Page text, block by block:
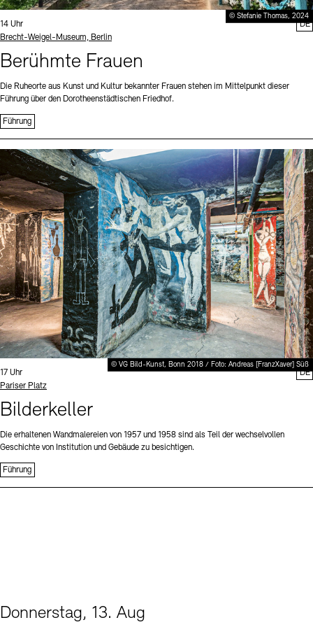
© Stefanie Thomas, 2024
Uhrzeit:
14 Uhr
Standort
Brecht-Weigel-Museum, Berlin
Berühmte Frauen
Die Ruheorte aus Kunst und Kultur bekannter Frauen stehen im Mittelpunkt dieser
Führung über den Dorotheenstädtischen Friedhof.
Führung
DE
© VG Bild-Kunst, Bonn 2018 / Foto: Andreas [FranzXaver] Süß
Uhrzeit:
17 Uhr
Standort
Pariser Platz
Bilderkeller
Die erhaltenen Wandmalereien von 1957 und 1958 sind als Teil der wechselvollen
Geschichte von Institution und Gebäude zu besichtigen.
Führung
DE
Donnerstag, 13. Aug